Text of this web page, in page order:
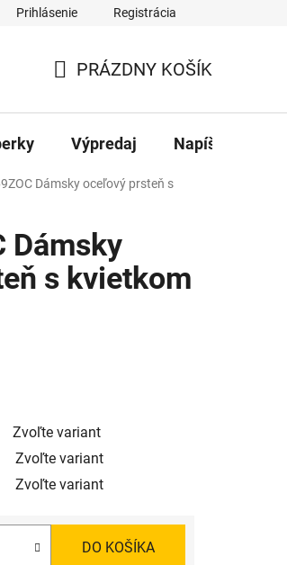
Prihlásenie Registrácia
KOŠÍK
PRÁZDNY KOŠÍK
Výpredaj Napíšte nám
Dámsky oceľový prsteň s
Dámsky
s kvietkom
Zvoľte variant
Zvoľte variant
Zvoľte variant
DO KOŠÍKA